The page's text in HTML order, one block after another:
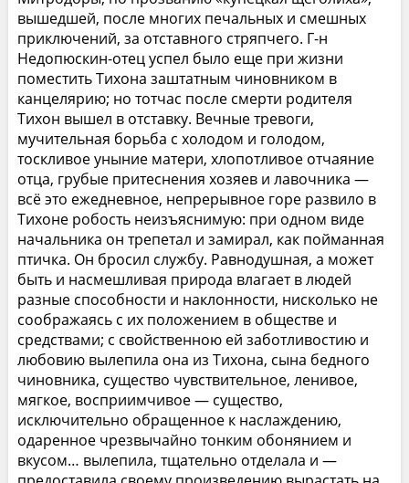
вышедшей, после многих печальных и смешных
приключений, за отставного стряпчего. Г-н
Недопюскин-отец успел было еще при жизни
поместить Тихона заштатным чиновником в
канцелярию; но тотчас после смерти родителя
Тихон вышел в отставку. Вечные тревоги,
мучительная борьба с холодом и голодом,
тоскливое уныние матери, хлопотливое отчаяние
отца, грубые притеснения хозяев и лавочника —
всё это ежедневное, непрерывное горе развило в
Тихоне робость неизъяснимую: при одном виде
начальника он трепетал и замирал, как пойманная
птичка. Он бросил службу. Равнодушная, а может
быть и насмешливая природа влагает в людей
разные способности и наклонности, нисколько не
соображаясь с их положением в обществе и
средствами; с свойственною ей заботливостию и
любовию вылепила она из Тихона, сына бедного
чиновника, существо чувствительное, ленивое,
мягкое, восприимчивое — существо,
исключительно обращенное к наслаждению,
одаренное чрезвычайно тонким обонянием и
вкусом… вылепила, тщательно отделала и —